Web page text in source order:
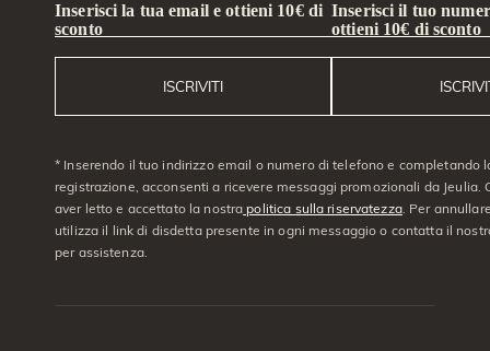
Inserisci la tua email e ottieni 10€ di
sconto
ISCRIVITI
Inserisci il tuo
ottieni 10€ di sconto
* Inserendo il tuo indirizzo email o numero di telefono e completando
registrazione, acconsenti a ricevere messaggi promozionali da Jeulia.
aver letto e accettato la nostra politica sulla riservatezza. Per
utilizza il link di disdetta presente in ogni messaggio o contatta il
per assistenza.